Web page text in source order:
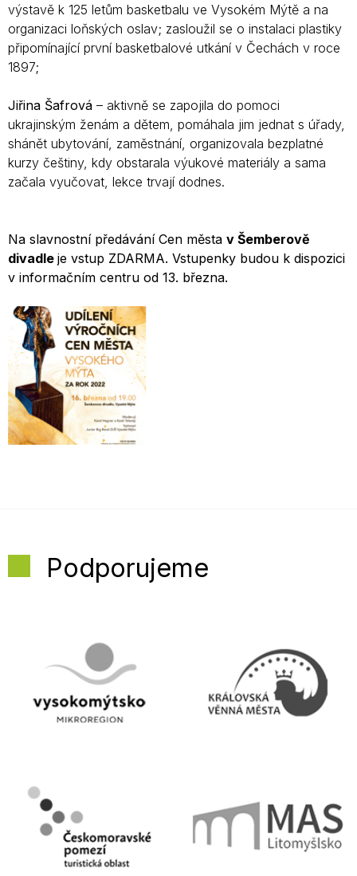
výstavě k 125 letům basketbalu ve Vysokém Mýtě a na
organizaci loňských oslav; zasloužil se o instalaci plastiky
připomínající první basketbalové utkání v Čechách v roce
1897;
Jiřina Šafrová – aktivně se zapojila do pomoci
ukrajinským ženám a dětem, pomáhala jim jednat s úřady,
shánět ubytování, zaměstnání, organizovala bezplatné
kurzy češtiny, kdy obstarala výukové materiály a sama
začala vyučovat, lekce trvají dodnes.
Na slavnostní předávání Cen města v Šemberově
divadle je vstup ZDARMA. Vstupenky budou k dispozici
v informačním centru od 13. března.
Podporujeme